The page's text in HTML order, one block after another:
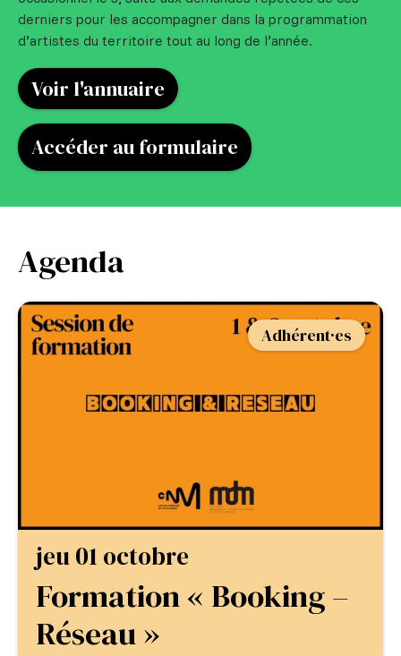
derniers pour les accompagner dans la programmation
d’artistes du territoire tout au long de l’année.
Voir l'annuaire
Accéder au formulaire
Agenda
Adhérent·es
jeu 01 octobre
Formation « Booking –
Réseau »